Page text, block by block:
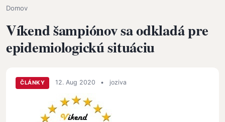
Omrvinka
Domov
Víkend šampiónov sa odkladá pre
epidemiologickú situáciu
ČLÁNKY 12. Aug 2020 • joziva